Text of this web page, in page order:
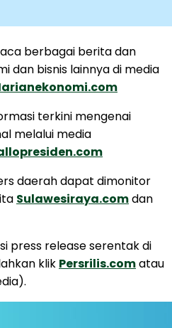
berbagai berita dan
dan bisnis lainnya di media
terkini mengenai
melalui media
daerah dapat dimonitor
Sulawesiraya.comdan
press release serentak di
klik Persrilis.comatau